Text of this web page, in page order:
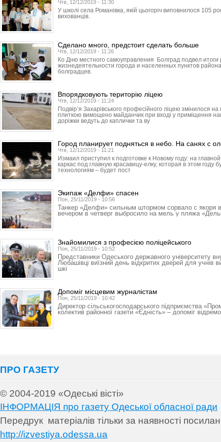
Чтв, 12/12/2019 - 11:30
У школі села Романівка, якій цьогоріч виповнилося 105
вихованців.
Сделано много, предстоит сделать больше
Чтв, 12/12/2019 - 11:26
Ко Дню местного самоуправления Болград подвел
жизнедеятельности города и населенных пунктов
болградцев.
Впорядковують територію ліцею
Чтв, 12/12/2019 - 11:24
Подвір’я Захарівського професійного ліцею змінилося
плиткою вимощено майданчик при вході у приміщення
доріжки ведуть до каплички та ву
Город планирует подняться в небо. На санях с
Чтв, 12/12/2019 - 11:21
Измаил приступил к подготовке к Новому году: на
каркас под главную красавицу-елку, которая в этом году
технологиям – будет пост
Экипаж «Делфи» спасен
Пон, 25/11/2019 - 10:56
Танкер «Делфи» сильным штормом сорвало с якоря
вечером в четверг выбросило на мель у пляжа
Знайомилися з професією поліцейського
Пон, 25/11/2019 - 10:52
Представники Одеського державного університету
Любашівці виїзний день відкритих дверей для учнів
шкі
Допоміг місцевим журналістам
Пон, 25/11/2019 - 10:42
Директор сільськогосподарського підприємства
колектив районної газети «Єдність» – допоміг
ПРО ГАЗЕТУ
© 2004-2019 «Одеські вісті»
ІНФОРМАЦІЯ про газету Одеської обласної ради
Передрук матеріалів тільки за наявності
http://izvestiya.odessa.ua